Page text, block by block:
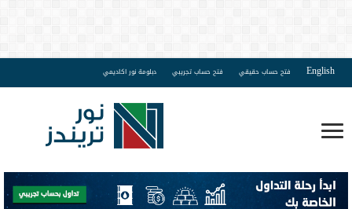
English فتح حساب حقيقي فتح حساب تجريبي دبلومة نور اكاديمي